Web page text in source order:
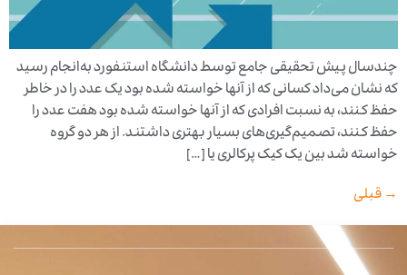
چندسال پیش تحقیقی جامع توسط دانشگاه استنفورد به‌انجام رسید
که نشان می‌داد کسانی که از آنها خواسته شده بود یک عدد را در خاطر
حفظ کنند، به نسبت افرادی که از آنها خواسته شده بود هفت عدد را
حفظ کنند، تصمیم‌گیری‌های بسیار بهتری داشتند. از هر دو گروه
خواسته شد بین یک کیک پرکالری یا […]
→ قبلی